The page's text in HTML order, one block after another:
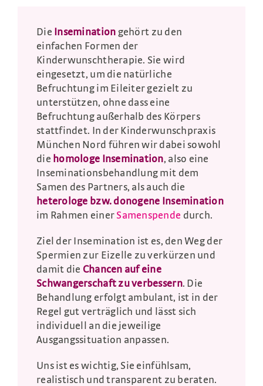
Die Insemination gehört zu den
einfachen Formen der
Kinderwunschtherapie. Sie wird
eingesetzt, um die natürliche
Befruchtung im Eileiter gezielt zu
unterstützen, ohne dass eine
Befruchtung außerhalb des Körpers
stattfindet. In der Kinderwunschpraxis
München Nord führen wir dabei sowohl
die homologe Insemination, also eine
Inseminationsbehandlung mit dem
Samen des Partners, als auch die
heterologe bzw. donogene Insemination
im Rahmen einer Samenspende durch.
Ziel der Insemination ist es, den Weg der
Spermien zur Eizelle zu verkürzen und
damit die Chancen auf eine
Schwangerschaft zu verbessern. Die
Behandlung erfolgt ambulant, ist in der
Regel gut verträglich und lässt sich
individuell an die jeweilige
Ausgangssituation anpassen.
Uns ist es wichtig, Sie einfühlsam,
realistisch und transparent zu beraten.